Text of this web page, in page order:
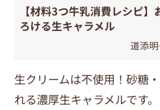
【材料3つ牛乳消費レシピ
ろける生キャラメル
道添
生クリームは不使用！砂糖
れる濃厚生キャラメルです